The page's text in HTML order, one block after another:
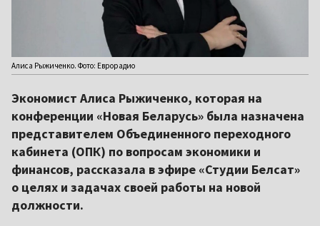
Алиса Рыжиченко. Фото: Еврорадио
Экономист Алиса Рыжиченко, которая на
конференции «Новая Беларусь» была назначена
представителем Объединенного переходного
кабинета (ОПК) по вопросам экономики и
финансов, рассказала в эфире «Студии Белсат»
о целях и задачах своей работы на новой
должности.